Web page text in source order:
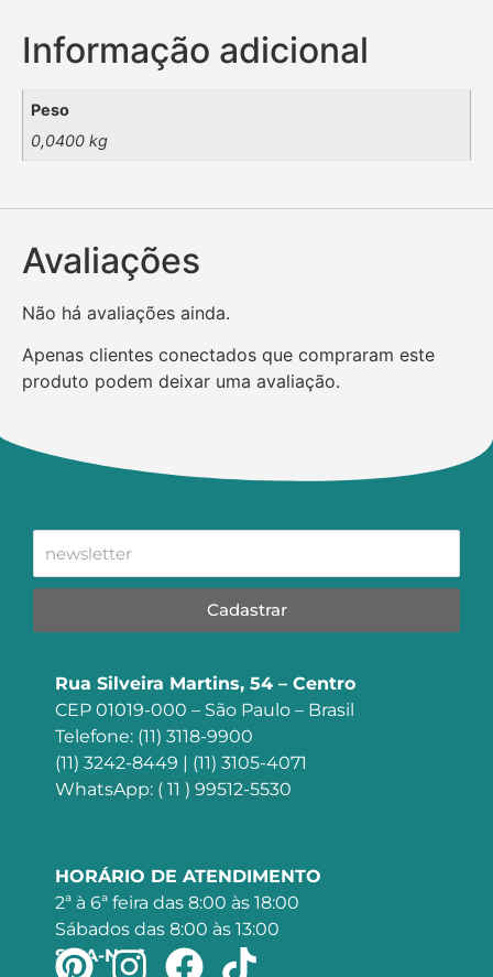
Informação adicional
Peso
0,0400 kg
Avaliações
Não há avaliações ainda.
Apenas clientes conectados que compraram este
produto podem deixar uma avaliação.
Cadastrar
Rua Silveira Martins, 54 – Centro
CEP 01019-000 – São Paulo – Brasil
Telefone: (11) 3118-9900
(11) 3242-8449 | (11) 3105-4071
WhatsApp: ( 11 ) 99512-5530
HORÁRIO DE ATENDIMENTO
2ª à 6ª feira das 8:00 às 18:00
Sábados das 8:00 às 13:00
SIGA-NOS